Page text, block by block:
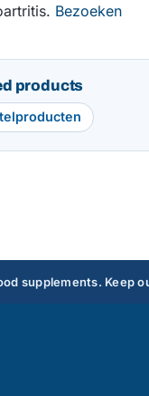
Bezoeken
products
supplements. Keep